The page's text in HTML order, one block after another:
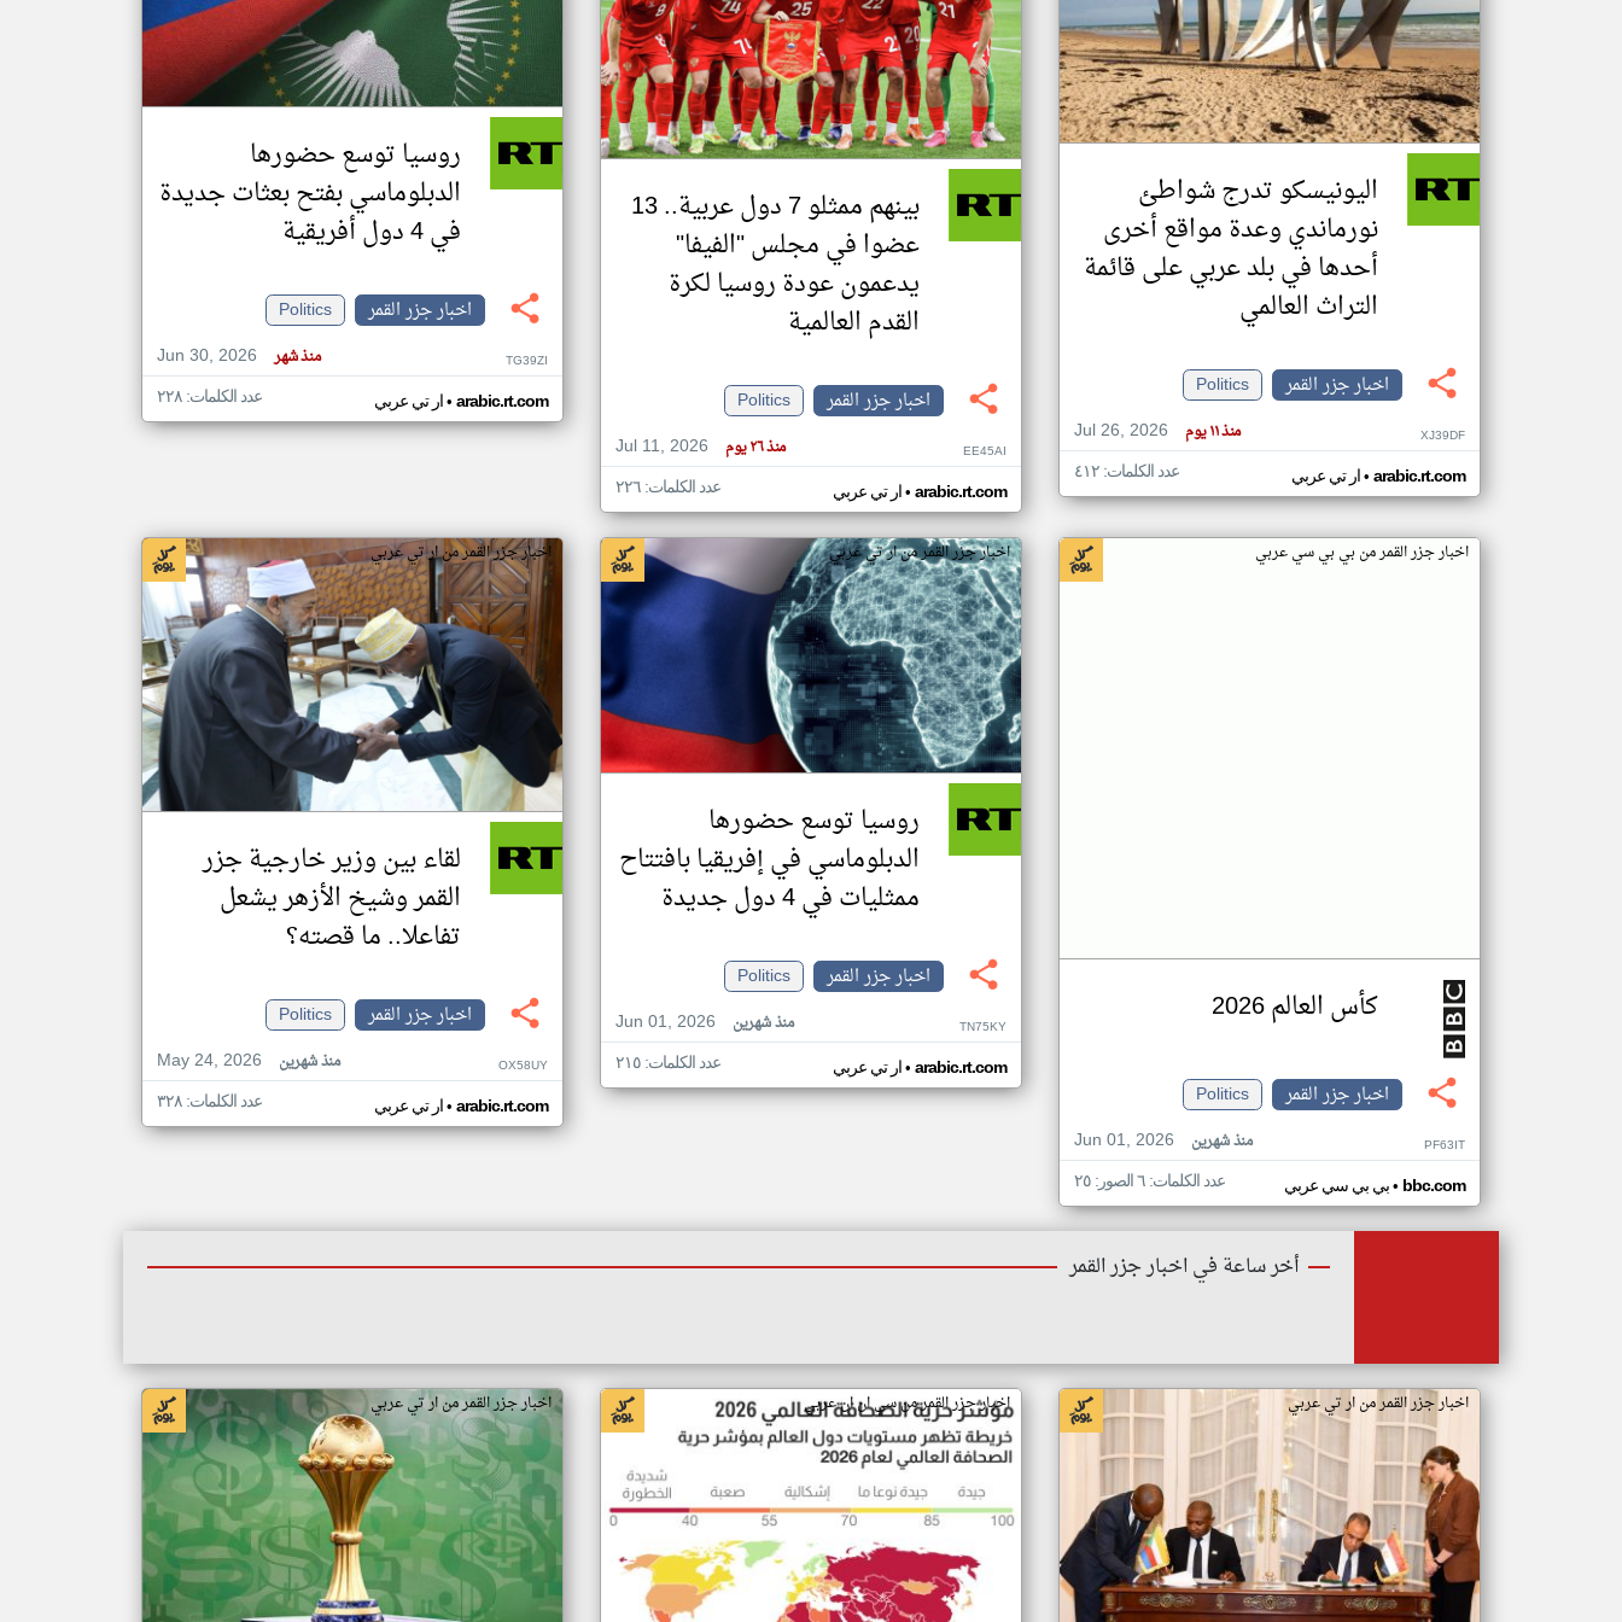
تغيير الدولة
اخبار جزر القمر على مدار الساعة
أهم اخبار جزر القمر العاجلة والمباشرة
اليونيسكو تدرج شواطئ
نورماندي وعدة مواقع أخرى
أحدها في بلد عربي على قائمة
التراث العالمي
اخبار جزر القمر
Politics
Jul 26, 2026
منذ ١١ يوم XJ39DF
ار تي عربي• arabic.rt.com عدد الكلمات: ٤١٢
بينهم ممثلو 7 دول عربية.. 13
عضوا في مجلس "الفيفا"
يدعمون عودة روسيا لكرة
القدم العالمية
اخبار جزر القمر
Politics
Jul 11, 2026
منذ ٢٦ يوم EE45AI
ار تي عربي• arabic.rt.com عدد الكلمات: ٢٢٦
روسيا توسع حضورها
الدبلوماسي بفتح بعثات جديدة
في 4 دول أفريقية
اخبار جزر القمر
Politics
Jun 30, 2026
منذ شهر TG39ZI
ار تي عربي• arabic.rt.com عدد الكلمات: ٢٢٨
اخبار جزر القمر من بي بي سي عربي
كأس العالم 2026
اخبار جزر القمر
Politics
Jun 01, 2026
منذ شهرين PF63IT
بي بي سي عربي• bbc.com عدد الكلمات: ٦ الصور: ٢٥
اخبار جزر القمر من ار تي عربي
روسيا توسع حضورها
الدبلوماسي في إفريقيا بافتتاح
ممثليات في 4 دول جديدة
اخبار جزر القمر
Politics
Jun 01, 2026
منذ شهرين TN75KY
ار تي عربي• arabic.rt.com عدد الكلمات: ٢١٥
اخبار جزر القمر من ار تي عربي
لقاء بين وزير خارجية جزر
القمر وشيخ الأزهر يشعل
تفاعلا.. ما قصته؟
اخبار جزر القمر
Politics
May 24, 2026
منذ شهرين OX58UY
ار تي عربي• arabic.rt.com عدد الكلمات: ٣٢٨
أخر ساعة في اخبار جزر القمر
اخبار جزر القمر من ار تي عربي اخبار جزر القمر من سي ان ان عربي اخبار جزر القمر من ار تي عربي
klyoum.com